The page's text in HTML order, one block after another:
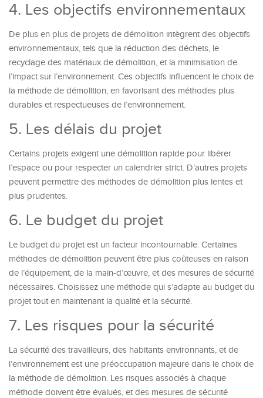
4. Les objectifs environnementaux
De plus en plus de projets de démolition intègrent des objectifs
environnementaux, tels que la réduction des déchets, le
recyclage des matériaux de démolition, et la minimisation de
l’impact sur l’environnement. Ces objectifs influencent le choix de
la méthode de démolition, en favorisant des méthodes plus
durables et respectueuses de l’environnement.
5. Les délais du projet
Certains projets exigent une démolition rapide pour libérer
l’espace ou pour respecter un calendrier strict. D’autres projets
peuvent permettre des méthodes de démolition plus lentes et
plus prudentes.
6. Le budget du projet
Le budget du projet est un facteur incontournable. Certaines
méthodes de démolition peuvent être plus coûteuses en raison
de l’équipement, de la main-d’œuvre, et des mesures de sécurité
nécessaires. Choisissez une méthode qui s’adapte au budget du
projet tout en maintenant la qualité et la sécurité.
7. Les risques pour la sécurité
La sécurité des travailleurs, des habitants environnants, et de
l’environnement est une préoccupation majeure dans le choix de
la méthode de démolition. Les risques associés à chaque
méthode doivent être évalués, et des mesures de sécurité